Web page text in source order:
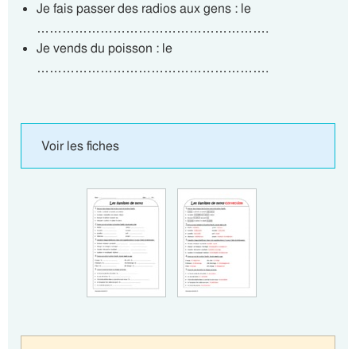
Je fais passer des radios aux gens : le
……………………………………………….
Je vends du poisson : le
……………………………………………….
Voir les fiches